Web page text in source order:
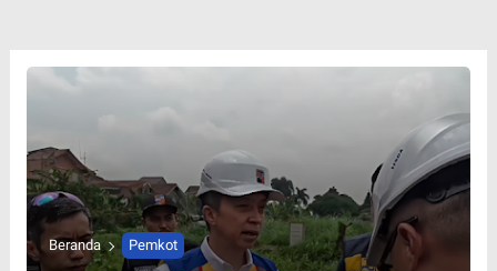
Beranda Pemkot